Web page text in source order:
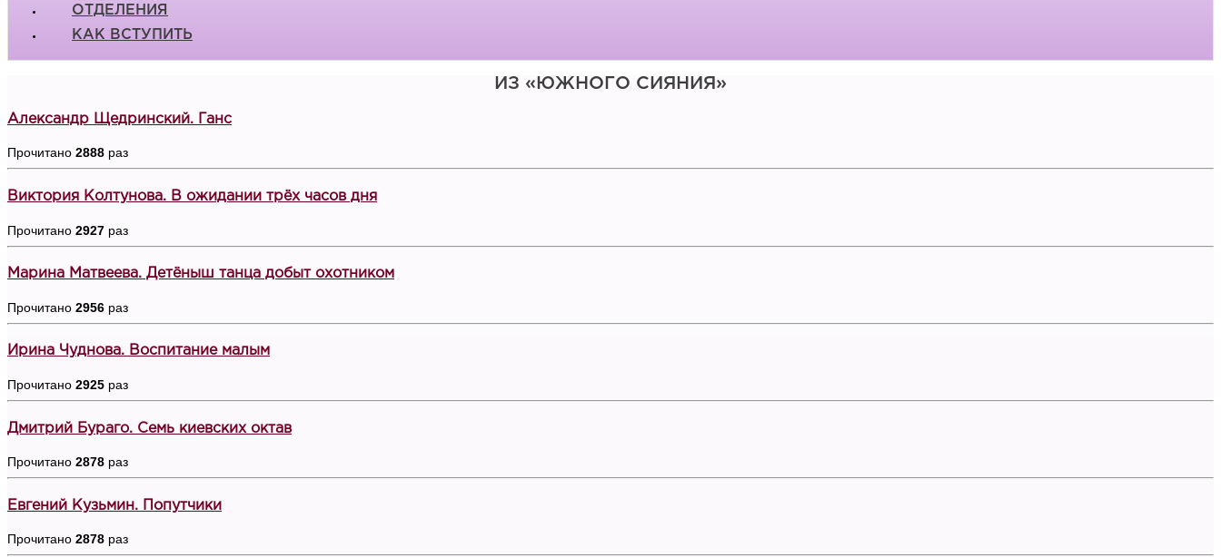
ОТДЕЛЕНИЯ
КАК ВСТУПИТЬ
ИЗ «ЮЖНОГО СИЯНИЯ»
Александр Щедринский. Ганс
Прочитано 2888 раз
Виктория Колтунова. В ожидании трёх часов дня
Прочитано 2927 раз
Марина Матвеева. Детёныш танца добыт охотником
Прочитано 2956 раз
Ирина Чуднова. Воспитание малым
Прочитано 2925 раз
Дмитрий Бураго. Семь киевских октав
Прочитано 2878 раз
Евгений Кузьмин. Попутчики
Прочитано 2878 раз